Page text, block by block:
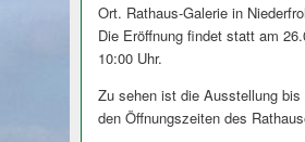
Ort. Rathaus-Galerie in
Die Eröffnung findet statt am
10:00 Uhr.
Zu sehen ist die Ausstellung bis
den Öffnungszeiten des